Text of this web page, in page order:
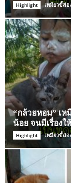
Highlight เหมียวขี้ส่อ
“กล้วยหอม” เ
น้อย จนมีเรื่อง
Highlight เหมียวขี้ส่อ